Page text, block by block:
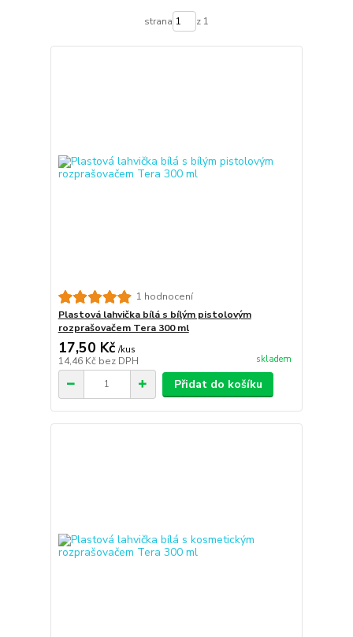
strana z 1
1 hodnocení
Plastová lahvička bílá s bílým pistolovým
rozprašovačem Tera 300 ml
17,50 Kč /kus
14,46 Kč bez DPH skladem
Přidat do košíku